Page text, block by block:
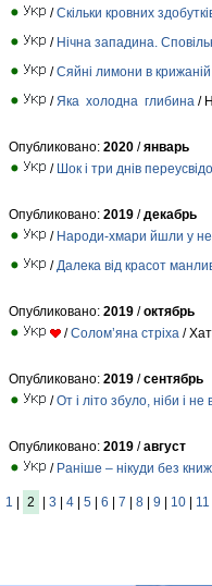
/Скільки кровних
/ Нічна западина.
/Сяйні лимони в крижаній
/ Яка холодна глибина /
Опубликовано: 2020 /январь
/ Шок і три днів
Опубликовано: 2019 /декабрь
/ Народи-хмари йшли у
/ Далека від красот
Опубликовано: 2019 /октябрь
/Солом’яна стріха /
Опубликовано: 2019 /сентябрь
/От і літо збуло, ніби і не
Опубликовано: 2019 /август
/ Раніше – нікуди без
1 | 2 | 3 | 4 | 5 | 6 | 7 | 8 | 9 | 10 | 11